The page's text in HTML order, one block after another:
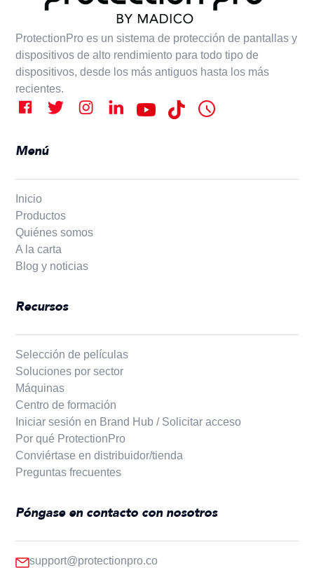
ProtectionPro es un sistema de protección de pantallas y
dispositivos de alto rendimiento para todo tipo de
dispositivos, desde los más antiguos hasta los más
recientes.
Menú
Inicio
Productos
Quiénes somos
A la carta
Blog y noticias
Recursos
Selección de películas
Soluciones por sector
Máquinas
Centro de formación
Iniciar sesión en Brand Hub / Solicitar acceso
Por qué ProtectionPro
Conviértase en distribuidor/tienda
Preguntas frecuentes
Póngase en contacto con nosotros
support@protectionpro.co